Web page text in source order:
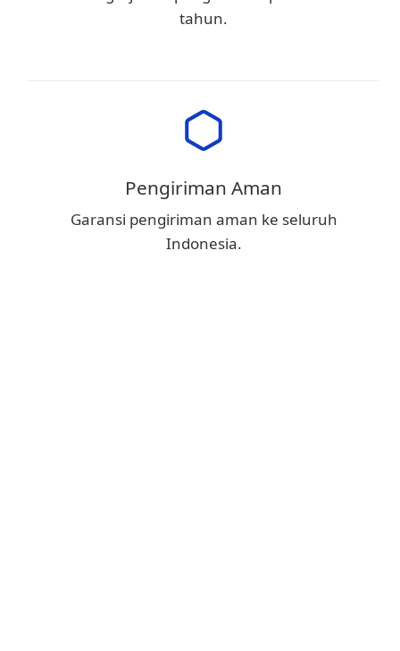
tahun.
Pengiriman Aman
Garansi pengiriman aman ke seluruh
Indonesia.